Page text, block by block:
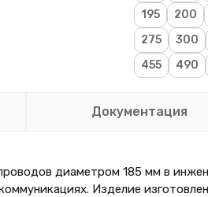
195
200
275
300
455
490
Документация
диаметром 185 мм в
Изделие